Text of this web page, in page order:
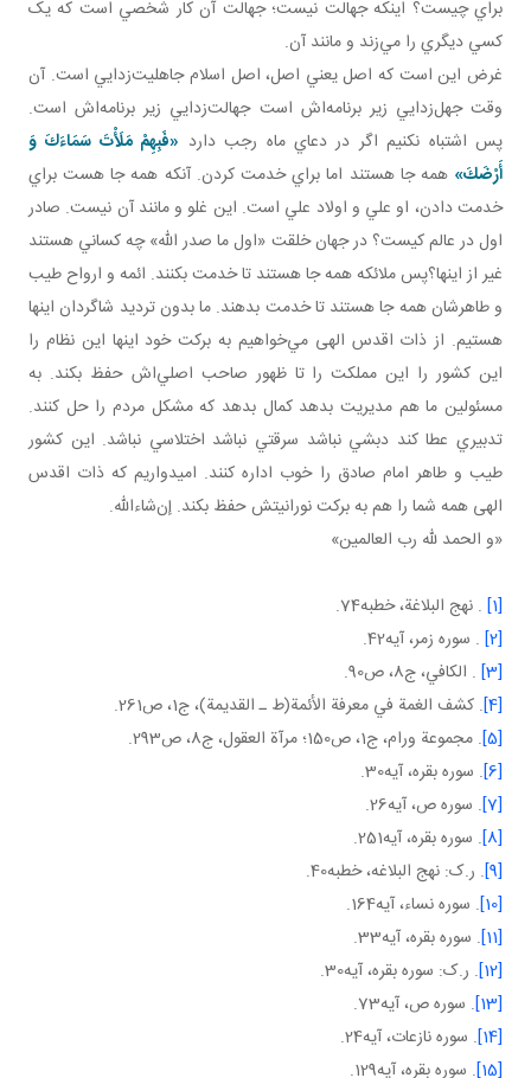
براي چيست؟ اينکه جهالت نيست؛ جهالت آن کار شخصي است که يک
کسي ديگري را مي‌زند و مانند آن.
غرض اين است که اصل يعني اصل، اصل اسلام جاهليت‌زدايي است. آن
وقت جهل‌زدايي زير برنامه‌اش است جهالت‌زدايي زير برنامه‌اش است.
پس اشتباه نکنيم اگر در دعاي ماه رجب دارد «فَبِهِمْ مَلَأْتَ سَمَاءَكَ وَ
أَرْضَكَ» همه جا هستند اما براي خدمت کردن. آنکه همه جا هست براي
خدمت‌ دادن، او علي و اولاد علي است. اين غلو و مانند آن نيست. صادر
اول در عالم کيست؟ در جهان خلقت «اول ما صدر الله» چه کساني هستند
غير از اينها؟پس ملائکه همه جا هستند تا خدمت بکنند. ائمه و ارواح طيب
و طاهرشان همه جا هستند تا خدمت بدهند. ما بدون ترديد شاگردان اينها
هستيم. از ذات اقدس الهی مي‌خواهيم به برکت خود اينها اين نظام را
اين کشور را اين مملکت را تا ظهور صاحب اصلي‌اش حفظ بکند. به
مسئولين ما هم مديريت بدهد کمال بدهد که مشکل مردم را حل کنند.
تدبيري عطا کند دبشي نباشد سرقتي نباشد اختلاسي نباشد. اين کشور
طيب و طاهر امام صادق را خوب اداره کنند. اميدواريم که ذات اقدس
الهی همه شما را هم به برکت نورانيتش حفظ بکند. إن‌شاءالله.
«و الحمد لله رب العالمين»
[1] . نهج البلاغة، خطبه74.
[2]
. سوره زمر، آيه42.
[3]
. الكافي، ج8، ص90.
[4] . كشف الغمة في معرفة الأئمة(ط ـ القديمة)، ج‏1، ص261.
[5] . مجموعة ورام، ج‏1، ص150؛ مرآة العقول، ج8، ص293.
[6] . سوره بقره، آيه30.
[7] . سوره ص، آيه26.
[8] . سوره بقره، آيه251.
[9] . ر.ک: نهج البلاغه، خطبه40.
[10]
. سوره نساء، آيه164.
[11]
. سوره بقره، آيه33.
[12]
. ر.ک: سوره بقره، آيه30.
[13]
. سوره ص، آيه73.
[14]
. سوره نازعات، آيه24.
[15]
. سوره بقره، آيه129.